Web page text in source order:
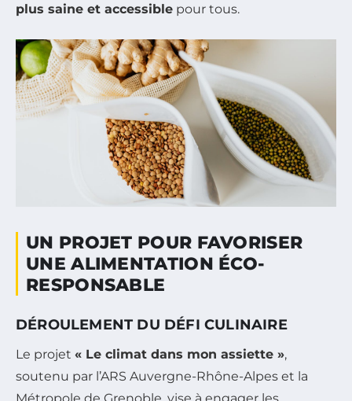
plus saine et accessible pour tous.
UN PROJET POUR FAVORISER
UNE ALIMENTATION ÉCO-
RESPONSABLE
DÉROULEMENT DU DÉFI CULINAIRE
Le projet « Le climat dans mon assiette »,
soutenu par l’ARS Auvergne-Rhône-Alpes et la
Métropole de Grenoble, vise à engager les